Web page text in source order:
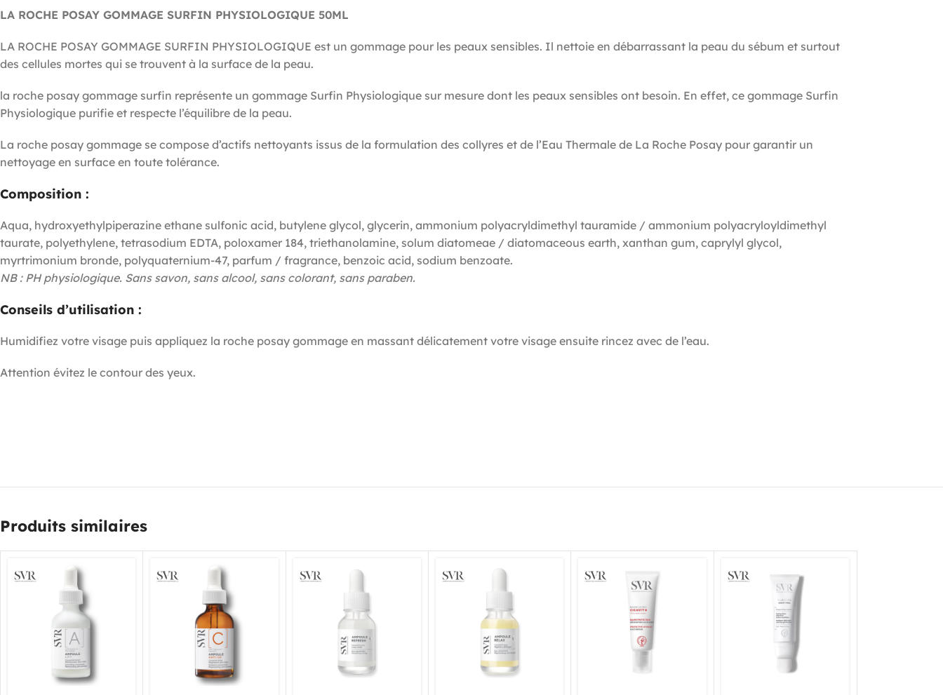
LA ROCHE POSAY GOMMAGE SURFIN PHYSIOLOGIQUE 50ML
LA ROCHE POSAY GOMMAGE SURFIN PHYSIOLOGIQUE est un gommage pour les peaux sensibles. Il nettoie en débarrassant la peau du sébum et surtout
des cellules mortes qui se trouvent à la surface de la peau.
la roche posay gommage surfin représente un gommage Surfin Physiologique sur mesure dont les peaux sensibles ont besoin. En effet, ce gommage Surfin
Physiologique purifie et respecte l’équilibre de la peau.
La roche posay gommage se compose d’actifs nettoyants issus de la formulation des collyres et de l’Eau Thermale de La Roche Posay pour garantir un
nettoyage en surface en toute tolérance.
Composition :
Aqua, hydroxyethylpiperazine ethane sulfonic acid, butylene glycol, glycerin, ammonium polyacryldimethyl tauramide / ammonium polyacryloyldimethyl
taurate, polyethylene, tetrasodium EDTA, poloxamer 184, triethanolamine, solum diatomeae / diatomaceous earth, xanthan gum, caprylyl glycol,
myrtrimonium bronde, polyquaternium-47, parfum / fragrance, benzoic acid, sodium benzoate.
NB : PH physiologique. Sans savon, sans alcool, sans colorant, sans paraben.
Conseils d’utilisation :
Humidifiez votre visage puis appliquez la roche posay gommage en massant délicatement votre visage ensuite rincez avec de l’eau.
Attention évitez le contour des yeux.
Produits similaires